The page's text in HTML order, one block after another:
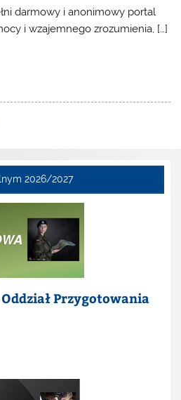
darmowy i anonimowy portal
i wzajemnego zrozumienia, […]
2026/2027
Przygotowania